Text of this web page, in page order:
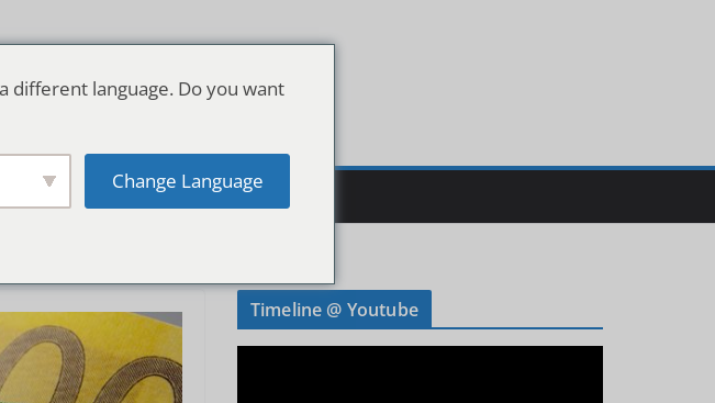
Timeline @ Youtube
different language. Do you want
Change Language